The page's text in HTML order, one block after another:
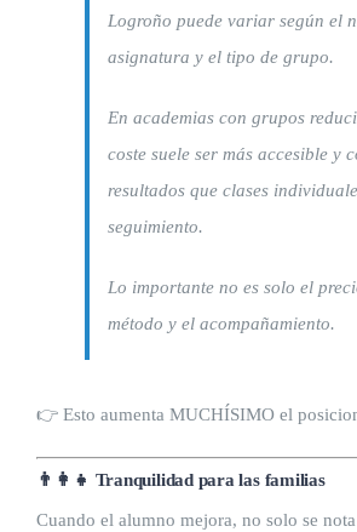
Logroño puede variar según el
asignatura y el tipo de grupo.
En academias con grupos
coste suele ser más accesible y
resultados que clases
seguimiento.
Lo importante no es solo el
método y el acompañamiento.
👉 Esto aumenta MUCHÍSIMO el
👨‍👩‍👧 Tranquilidad para las familias
Cuando el alumno mejora, no solo se